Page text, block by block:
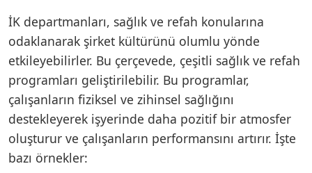
İK departmanları, sağlık ve refah konularına
odaklanarak şirket kültürünü olumlu yönde
etkileyebilirler. Bu çerçevede, çeşitli sağlık ve refah
programları geliştirilebilir. Bu programlar,
çalışanların fiziksel ve zihinsel sağlığını
destekleyerek işyerinde daha pozitif bir atmosfer
oluşturur ve çalışanların performansını artırır. İşte
bazı örnekler: